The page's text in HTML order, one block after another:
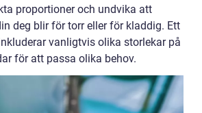
proportioner och undvika att
deg blir för torr eller för kladdig. Ett
vanligtvis olika storlekar på
för att passa olika behov.